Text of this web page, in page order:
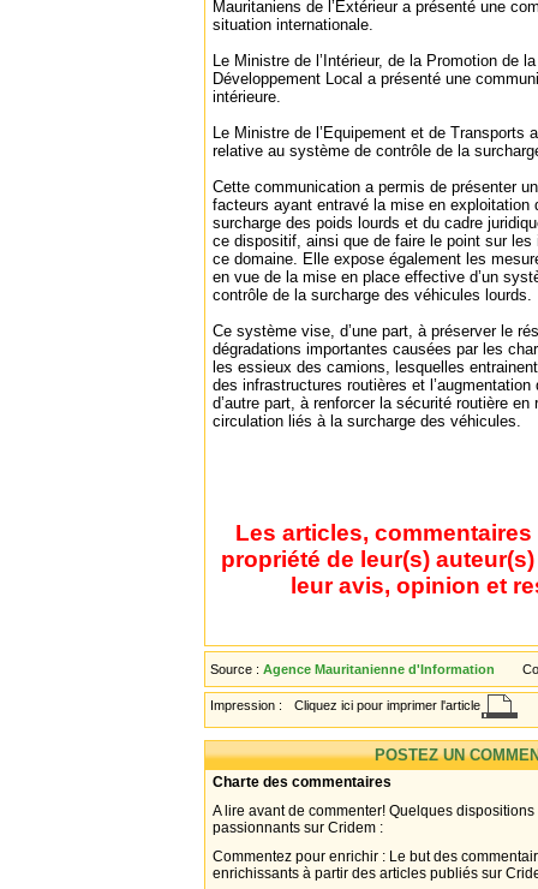
Mauritaniens de l’Extérieur a présenté une
situation internationale.
Le Ministre de l’Intérieur, de la Promotion de
Développement Local a présenté une
intérieure.
Le Ministre de l’Equipement et de Transports
relative au système de contrôle de la
Cette communication a permis de présenter
facteurs ayant entravé la mise en exploitation
surcharge des poids lourds et du cadre
ce dispositif, ainsi que de faire le point sur
ce domaine. Elle expose également les
en vue de la mise en place effective d’un
contrôle de la surcharge des véhicules lourds.
Ce système vise, d’une part, à préserver le
dégradations importantes causées par les
les essieux des camions, lesquelles
des infrastructures routières et l’augmentation
d’autre part, à renforcer la sécurité routière
circulation liés à la surcharge des véhicules.
Les articles,
propriété de leur(s)
leur avis, opinion et
Source : Agence Mauritanienne d'Information
Impression : Cliquez ici pour imprimer l'article
POSTEZ UN
Charte des commentaires
A lire avant de commenter! Quelques
passionnants sur Cridem :
Commentez pour enrichir : Le but des
enrichissants à partir des articles publiés sur